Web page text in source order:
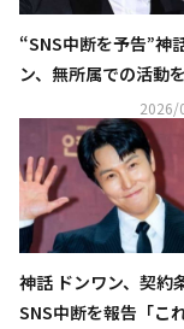
“SNS中断を予告”神
ン、無所属での活動
分に最も合った方向
2026/
神話 ドンワン、契約
SNS中断を報告「こ